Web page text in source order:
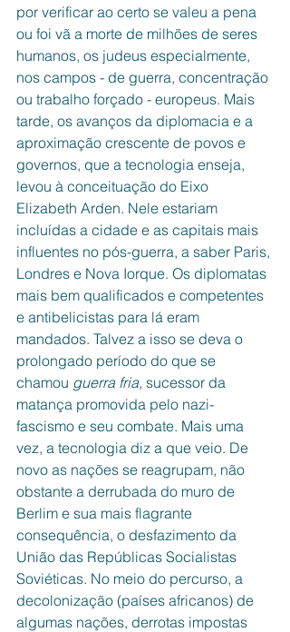
por verificar ao certo se valeu a pena
ou foi vã a morte de milhões de seres
humanos, os judeus especialmente,
nos campos - de guerra, concentração
ou trabalho forçado - europeus. Mais
tarde, os avanços da diplomacia e a
aproximação crescente de povos e
governos, que a tecnologia enseja,
levou à conceituação do Eixo
Elizabeth Arden. Nele estariam
incluídas a cidade e as capitais mais
influentes no pós-guerra, a saber Paris,
Londres e Nova Iorque. Os diplomatas
mais bem qualificados e competentes
e antibelicistas para lá eram
mandados. Talvez a isso se deva o
prolongado período do que se
chamou guerra fria, sucessor da
matança promovida pelo nazi-
fascismo e seu combate. Mais uma
vez, a tecnologia diz a que veio. De
novo as nações se reagrupam, não
obstante a derrubada do muro de
Berlim e sua mais flagrante
consequência, o desfazimento da
União das Repúblicas Socialistas
Soviéticas. No meio do percurso, a
decolonização (países africanos) de
algumas nações, derrotas impostas